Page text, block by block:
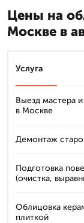
Цены на
Москве в
Услуга
Выезд мастера
в Москве
Демонтаж
Подготовка
(очистка,
Облицовка
плиткой